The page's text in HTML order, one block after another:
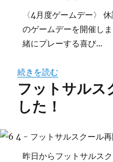
〈4月度ゲームデー〉
のゲームデーを開催し
緒にプレーする喜び...
続きを読む
フットサルス
した！
昨日からフットサルス